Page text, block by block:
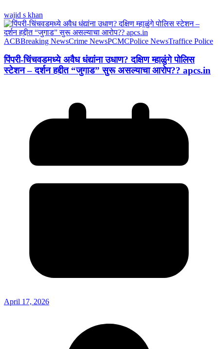
wajid s khan
ACBBreaking NewsCrime NewsPCMCPolice NewsTraffice Police
पिंपरी-चिंचवडमध्ये अवैध धंद्यांना उधाण? दक्षिण म्हाळुंगे पोलिस
स्टेशन – दर्शन हद्दीत “जुगाड” सुरू असल्याचा आरोप?? apcs.in
April 17, 2026